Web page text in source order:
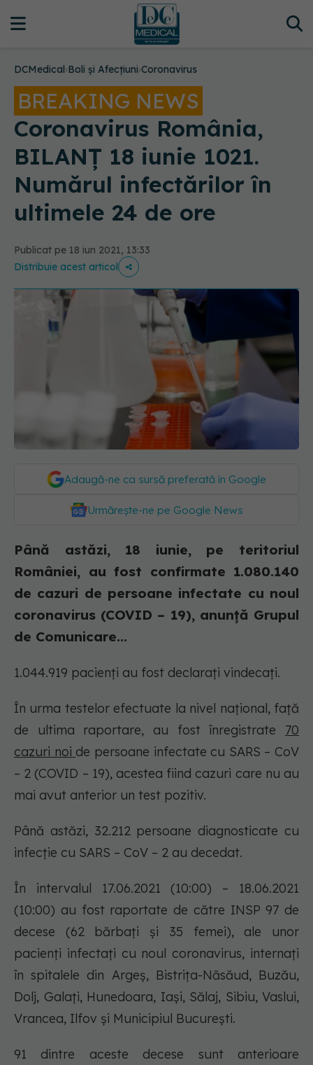
DCMedical›Boli și Afecțiuni›Coronavirus
BREAKING NEWS
Coronavirus România,
BILANȚ 18 iunie 1021.
Numărul infectărilor în
ultimele 24 de ore
Publicat pe 18 iun 2021, 13:33
Distribuie acest articol
Adaugă-ne ca sursă preferată în Google
Urmărește-ne pe Google News
Până astăzi, 18 iunie, pe teritoriul
României, au fost confirmate 1.080.140
de cazuri de persoane infectate cu noul
coronavirus (COVID – 19), anunță Grupul
de Comunicare...
1.044.919 pacienți au fost declarați vindecați.
În urma testelor efectuate la nivel național, față
de ultima raportare, au fost înregistrate 70
cazuri noi de persoane infectate cu SARS – CoV
– 2 (COVID – 19), acestea fiind cazuri care nu au
mai avut anterior un test pozitiv.
Până astăzi, 32.212 persoane diagnosticate cu
infecție cu SARS – CoV – 2 au decedat.
În intervalul 17.06.2021 (10:00) – 18.06.2021
(10:00) au fost raportate de către INSP 97 de
decese (62 bărbați și 35 femei), ale unor
pacienți infectați cu noul coronavirus, internați
în spitalele din Argeș, Bistrița-Năsăud, Buzău,
Dolj, Galați, Hunedoara, Iași, Sălaj, Sibiu, Vaslui,
Vrancea, Ilfov și Municipiul București.
91 dintre aceste decese sunt anterioare